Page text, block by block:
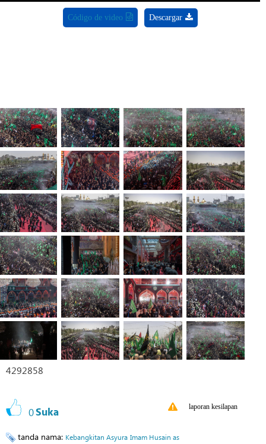
Código de video Descargar
4292858
0Suka laporan kesilapan
tanda nama: Kebangkitan Asyura Imam Husain as